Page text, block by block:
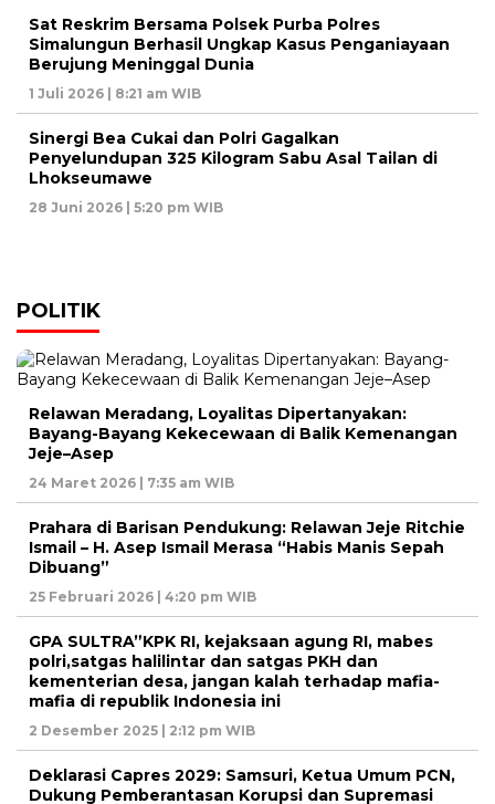
Sat Reskrim Bersama Polsek Purba Polres
Simalungun Berhasil Ungkap Kasus Penganiayaan
Berujung Meninggal Dunia
1 Juli 2026 | 8:21 am WIB
Sinergi Bea Cukai dan Polri Gagalkan
Penyelundupan 325 Kilogram Sabu Asal Tailan di
Lhokseumawe
28 Juni 2026 | 5:20 pm WIB
POLITIK
Relawan Meradang, Loyalitas Dipertanyakan:
Bayang-Bayang Kekecewaan di Balik Kemenangan
Jeje–Asep
24 Maret 2026 | 7:35 am WIB
Prahara di Barisan Pendukung: Relawan Jeje Ritchie
Ismail – H. Asep Ismail Merasa “Habis Manis Sepah
Dibuang”
25 Februari 2026 | 4:20 pm WIB
GPA SULTRA”KPK RI, kejaksaan agung RI, mabes
polri,satgas halilintar dan satgas PKH dan
kementerian desa, jangan kalah terhadap mafia-
mafia di republik Indonesia ini
2 Desember 2025 | 2:12 pm WIB
Deklarasi Capres 2029: Samsuri, Ketua Umum PCN,
Dukung Pemberantasan Korupsi dan Supremasi